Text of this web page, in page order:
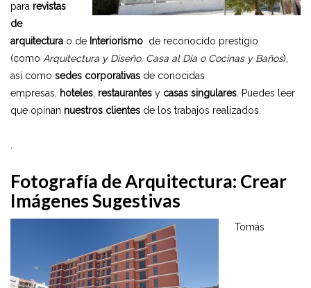
para revistas
de
arquitectura o de Interiorismo de reconocido prestigio
(como Arquitectura y Diseño, Casa al Día o Cocinas y Baños),
así como sedes corporativas de conocidas
empresas,
hoteles restaurantes y casas singulares . Puedes leer
que opinan nuestros clientes de los trabajos realizados.
Fotografía de Arquitectura: Crear
Imágenes Sugestivas
Tomás